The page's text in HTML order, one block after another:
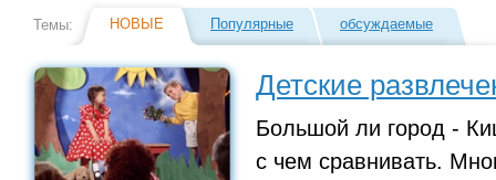
Темы: НОВЫЕ Популярные обсуждаемые
Детские
Большой ли город -
с чем сравнивать.